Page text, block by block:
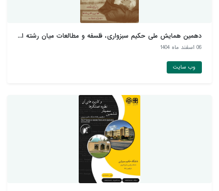
دهمین همایش ملی حکیم سبزواری، فلسفه و مطالعات میان رشته ا...
06 اسفند ماه 1404
وب سایت